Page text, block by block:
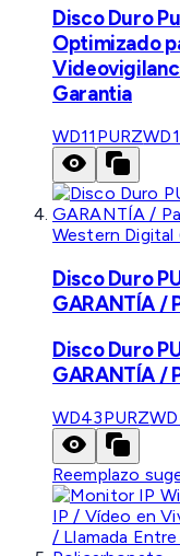
Disco Duro
Optimizado
Garantia
WD11PURZ
Western Digital
Disco Duro
GARANTÍA /
Disco Duro
GARANTÍA /
WD43PURZ
Reemplazo